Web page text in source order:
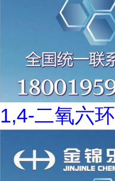
1,4-二氧六环